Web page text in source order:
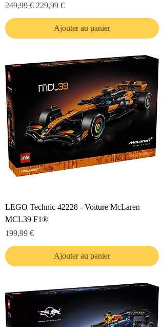
Prix original
249,99 € Prix promotionnel
229,99 €
Ajouter au panier
LEGO Technic 42228 - Voiture McLaren
MCL39 F1®
Prix
199,99 €
Ajouter au panier